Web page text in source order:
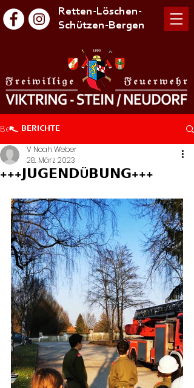
Retten-Löschen-
Schützen-Bergen
Beitrag
+++𝗝𝗨𝗚𝗘𝗡𝗗Ü𝗕𝗨𝗡𝗚+++
V Noah Weber
28. März 2023
BERICHTE